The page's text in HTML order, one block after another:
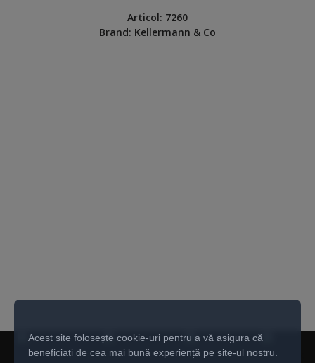
Articol: 7260
Brand: Kellermann & Co
Acest site folosește cookie-uri pentru a vă asigura că
beneficiați de cea mai bună experiență pe site-ul nostru.